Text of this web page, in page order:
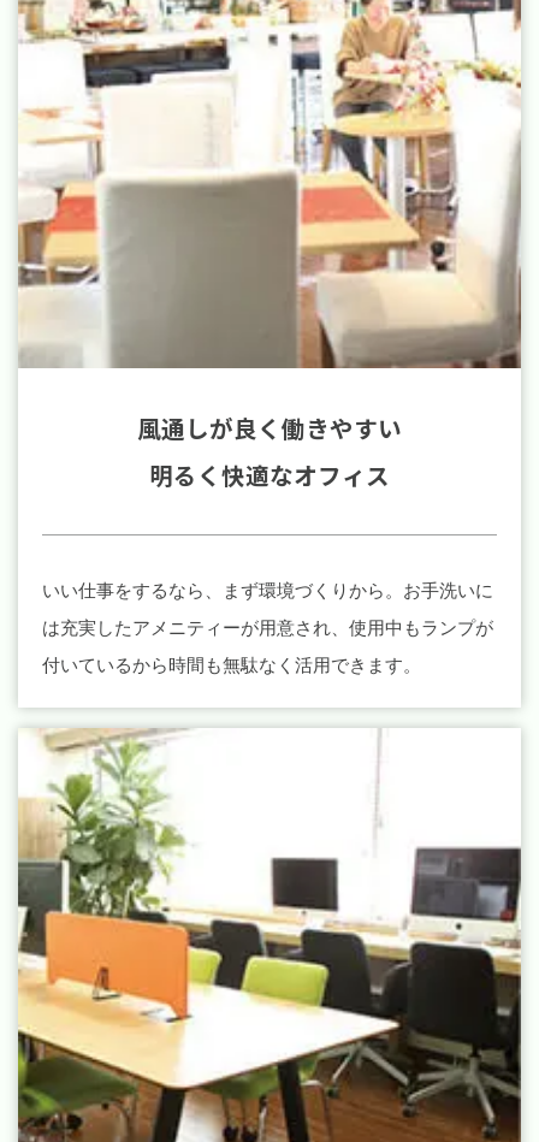
風通しが良く働きやすい
明るく快適なオフィス
いい仕事をするなら、まず環境づくりから。お手洗いに
は充実したアメニティーが用意され、使用中もランプが
付いているから時間も無駄なく活用できます。